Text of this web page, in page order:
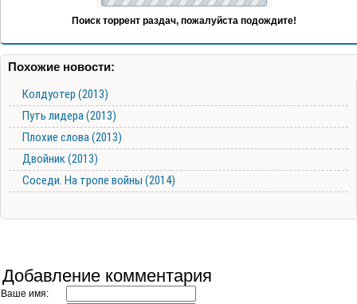
Поиск торрент раздач, пожалуйста подождите!
Похожие новости:
Колдуотер (2013)
Путь лидера (2013)
Плохие слова (2013)
Двойник (2013)
Соседи. На тропе войны (2014)
Добавление комментария
Ваше имя: